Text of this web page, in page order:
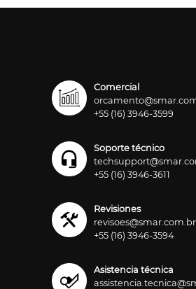
Comercial
+55 (16) 3946-3599
Soporte técnico
+55 (16) 3946-3611
Revisiones
revisoes@smar.com.br
+55 (16) 3946-3594
Asistencia técnica